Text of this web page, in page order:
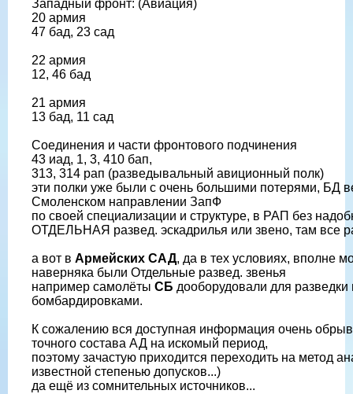
Западный фронт: (Авиация)
20 армия
47 бад, 23 сад
22 армия
12, 46 бад
21 армия
13 бад, 11 сад
Соединения и части фронтового подчинения
43 иад, 1, 3, 410 бап,
313, 314 рап (разведывальный авиционный полк)
эти полки уже были с очень большими потерями, БД
Смоленском направлении ЗапФ
по своей специализации и структуре, в РАП без
ОТДЕЛЬНАЯ развед. эскадрилья или звено, там все
а вот в Армейских САД, да в тех условиях, вполне
наверняка были Отдельные развед. звенья
например самолёты СБ дооборудовали для
бомбардировками.
К сожалению вся доступная информация очень
точного состава АД на искомый период,
поэтому зачастую приходится переходить на метод
известной степенью допусков...)
да ещё из сомнительных источников...